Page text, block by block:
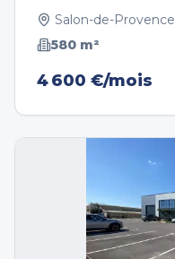
Salon-de-Provence
580 m²
4 600 €/mois